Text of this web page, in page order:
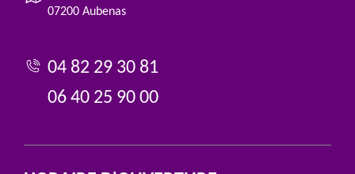
07200 Aubenas
04 82 29 30 81
06 40 25 90 00